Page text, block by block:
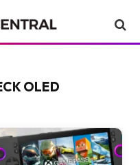
OLED